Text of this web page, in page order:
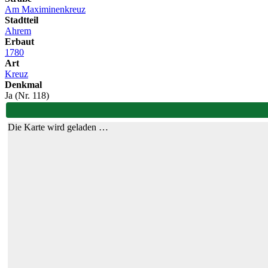
Am Maximinenkreuz
Stadtteil
Ahrem
Erbaut
1780
Art
Kreuz
Denkmal
Ja (Nr. 118)
Die Karte wird geladen …